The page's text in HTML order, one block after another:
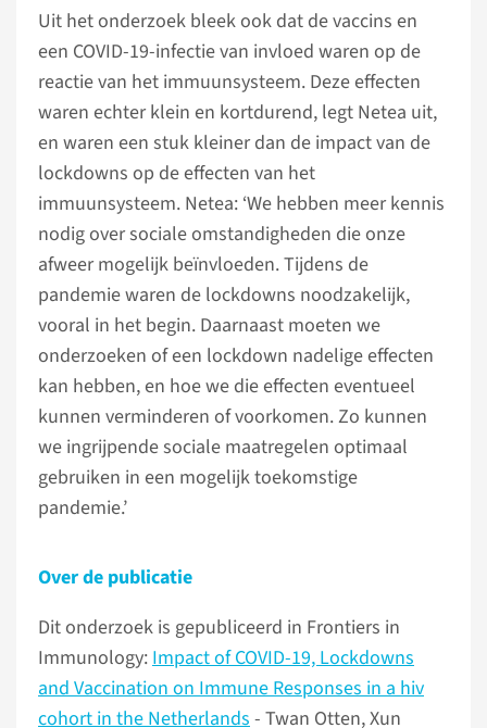
Uit het onderzoek bleek ook dat de vaccins en
een COVID-19-infectie van invloed waren op de
reactie van het immuunsysteem. Deze effecten
waren echter klein en kortdurend, legt Netea uit,
en waren een stuk kleiner dan de impact van de
lockdowns op de effecten van het
immuunsysteem. Netea: ‘We hebben meer kennis
nodig over sociale omstandigheden die onze
afweer mogelijk beïnvloeden. Tijdens de
pandemie waren de lockdowns noodzakelijk,
vooral in het begin. Daarnaast moeten we
onderzoeken of een lockdown nadelige effecten
kan hebben, en hoe we die effecten eventueel
kunnen verminderen of voorkomen. Zo kunnen
we ingrijpende sociale maatregelen optimaal
gebruiken in een mogelijk toekomstige
pandemie.’
Over de publicatie
Dit onderzoek is gepubliceerd in Frontiers in
Immunology:Impact of COVID-19, Lockdowns
and Vaccination on Immune Responses in a hiv
cohort in the Netherlands- Twan Otten, Xun